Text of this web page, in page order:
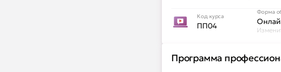
Код курса
ПП04
Форма
Программа